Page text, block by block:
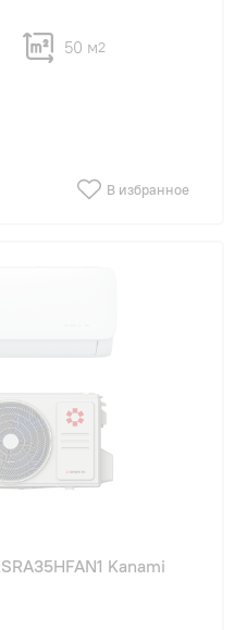
50 м2
В избранное
Kanami